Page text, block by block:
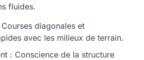
fluides.
diagonales et
avec les milieux de terrain.
: Conscience de la structure